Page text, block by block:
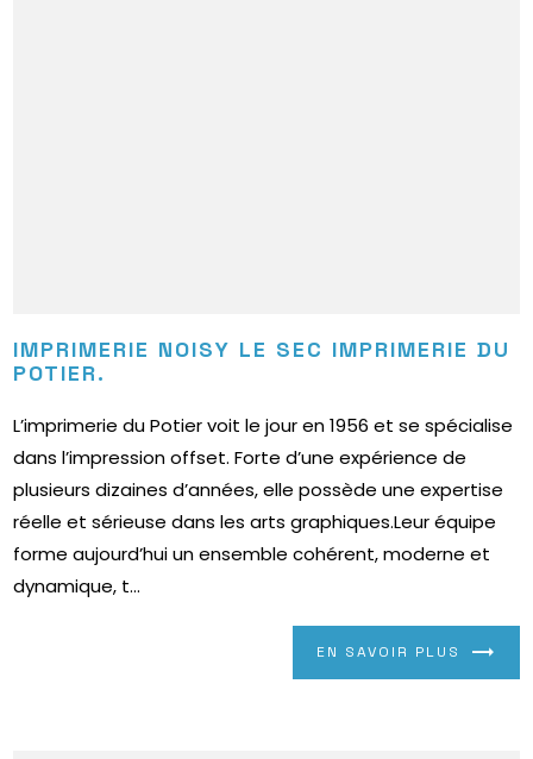
IMPRIMERIE NOISY LE SEC IMPRIMERIE DU
POTIER.
L’imprimerie du Potier voit le jour en 1956 et se spécialise
dans l’impression offset. Forte d’une expérience de
plusieurs dizaines d’années, elle possède une expertise
réelle et sérieuse dans les arts graphiques.Leur équipe
forme aujourd’hui un ensemble cohérent, moderne et
dynamique, t...
EN SAVOIR PLUS